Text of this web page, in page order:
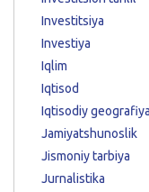
Investitsiya
Investiya
Iqlim
Iqtisod
Iqtisodiy geografiya
Jamiyatshunoslik
Jismoniy tarbiya
Jurnalistika